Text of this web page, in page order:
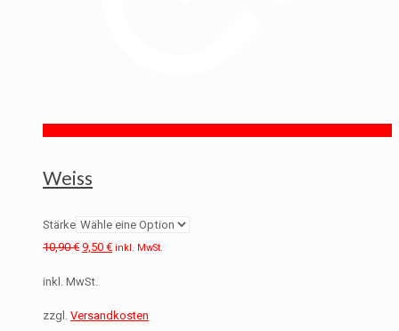
Weiss
Stärke
10,90€ 9,50 € inkl. MwSt.
inkl. MwSt.
zzgl. Versandkosten